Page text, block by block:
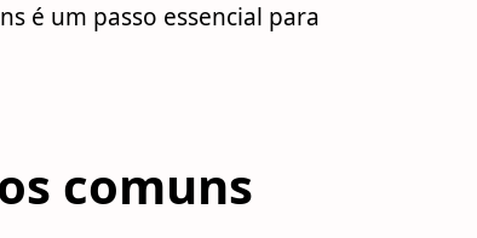
é um passo essencial para
comuns